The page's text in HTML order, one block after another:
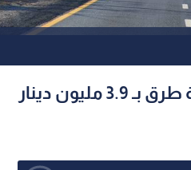
الأشغال تنهي صيانة طرق بـ 3.9 مليون دينار